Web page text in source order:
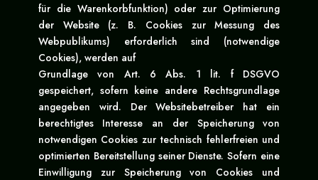
für die Warenkorbfunktion) oder zur Optimierung
der Website (z. B. Cookies zur Messung des
Webpublikums) erforderlich sind (notwendige
Cookies), werden auf
Grundlage von Art. 6 Abs. 1 lit. f DSGVO
gespeichert, sofern keine andere Rechtsgrundlage
angegeben wird. Der Websitebetreiber hat ein
berechtigtes Interesse an der Speicherung von
notwendigen Cookies zur technisch fehlerfreien und
optimierten Bereitstellung seiner Dienste. Sofern eine
Einwilligung zur Speicherung von Cookies und